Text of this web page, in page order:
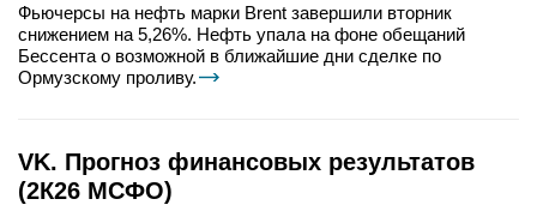
Фьючерсы на нефть марки Brent завершили вторник
снижением на 5,26%. Нефть упала на фоне обещаний
Бессента о возможной в ближайшие дни сделке по
Ормузскому проливу.
VK. Прогноз финансовых результатов
(2К26 МСФО)